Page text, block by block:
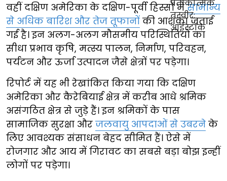
वहीं दक्षिण अमेरिका के दक्षिण-पूर्वी हिस्सों मेंसामान्य
से अधिक बारिश और तेज तूफानों की आशंका जताई
गई है। इन अलग-अलग मौसमीय परिस्थितियों का
सीधा प्रभाव कृषि, मत्स्य पालन, निर्माण, परिवहन,
पर्यटन और ऊर्जा उत्पादन जैसे क्षेत्रों पर पड़ेगा।
रिपोर्ट में यह भी रेखांकित किया गया कि दक्षिण
अमेरिका और कैरेबियाई क्षेत्र में करीब आधे श्रमिक
असंगठित क्षेत्र से जुड़े हैं। इन श्रमिकों के पास
सामाजिक सुरक्षा और जलवायु आपदाओं से उबरने के
लिए आवश्यक संसाधन बेहद सीमित हैं। ऐसे में
रोजगार और आय में गिरावट का सबसे बड़ा बोझ इन्हीं
लोगों पर पड़ेगा।